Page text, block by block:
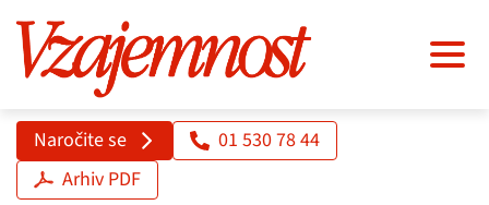
Naročite se
01 530 78 44
Arhiv PDF